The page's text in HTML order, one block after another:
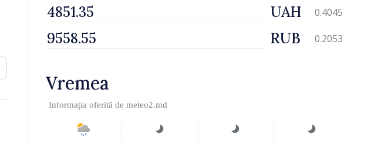
UAH 0.4045
RUB 0.2053
Vremea
Informația oferită de meteo2.md